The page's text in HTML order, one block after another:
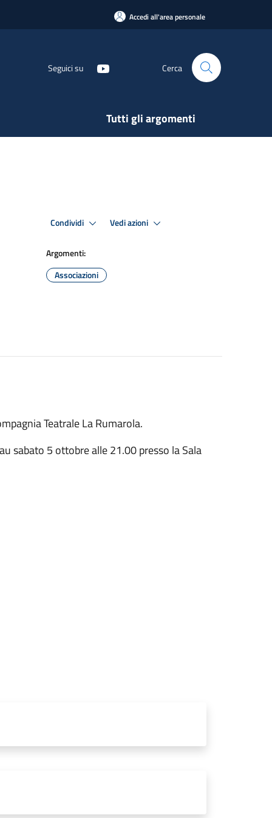
Accedi all'area personale
Seguici su Cerca
Tutti gli argomenti
Condividi Vedi azioni
Argomenti:
Associazioni
Teatrale La Rumarola.
sabato 5 ottobre alle 21.00 presso la Sala